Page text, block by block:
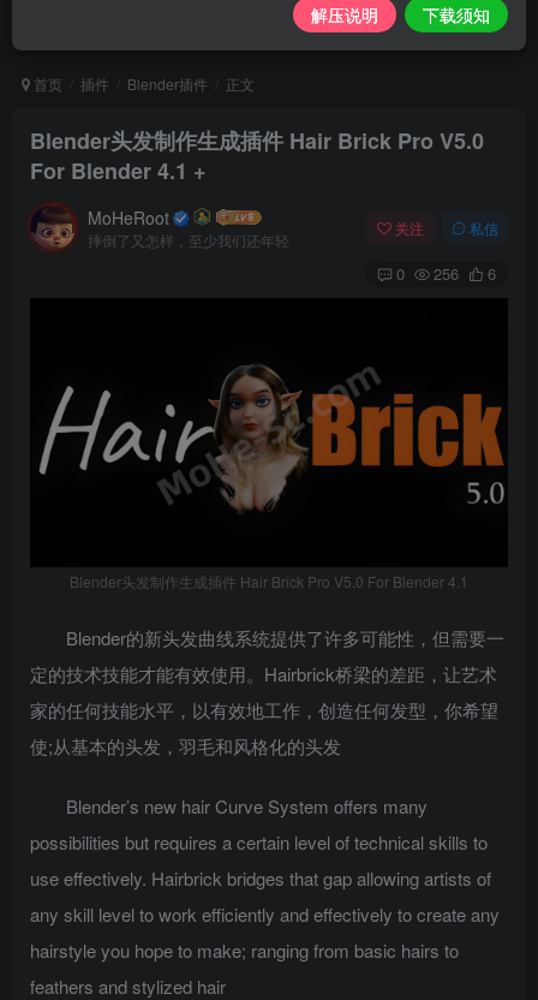
首页 插件 Blender插件 正文
Blender头发制作生成插件 Hair Brick Pro V5.0
For Blender 4.1 +
MoHeRoot
摔倒了又怎样，至少我们还年轻
关注 私信
0 256 6
Blender头发制作生成插件 Hair Brick Pro V5.0 For Blender 4.1
Blender的新头发曲线系统提供了许多可能性，但需要一
定的技术技能才能有效使用。Hairbrick桥梁的差距，让艺术
家的任何技能水平，以有效地工作，创造任何发型，你希望
使;从基本的头发，羽毛和风格化的头发
Blender’s new hair Curve System offers many
possibilities but requires a certain level of technical skills to
use effectively. Hairbrick bridges that gap allowing artists of
any skill level to work efficiently and effectively to create any
hairstyle you hope to make; ranging from basic hairs to
feathers and stylized hair
解压说明 下载须知